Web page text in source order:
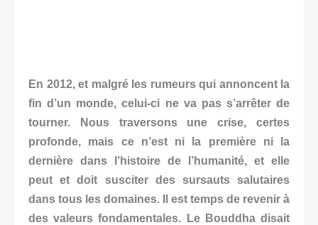
En 2012, et malgré les rumeurs qui annoncent la
fin d’un monde, celui-ci ne va pas s’arrêter de
tourner. Nous traversons une crise, certes
profonde, mais ce n’est ni la première ni la
dernière dans l’histoire de l’humanité, et elle
peut et doit susciter des sursauts salutaires
dans tous les domaines. Il est temps de revenir à
des valeurs fondamentales. Le Bouddha disait